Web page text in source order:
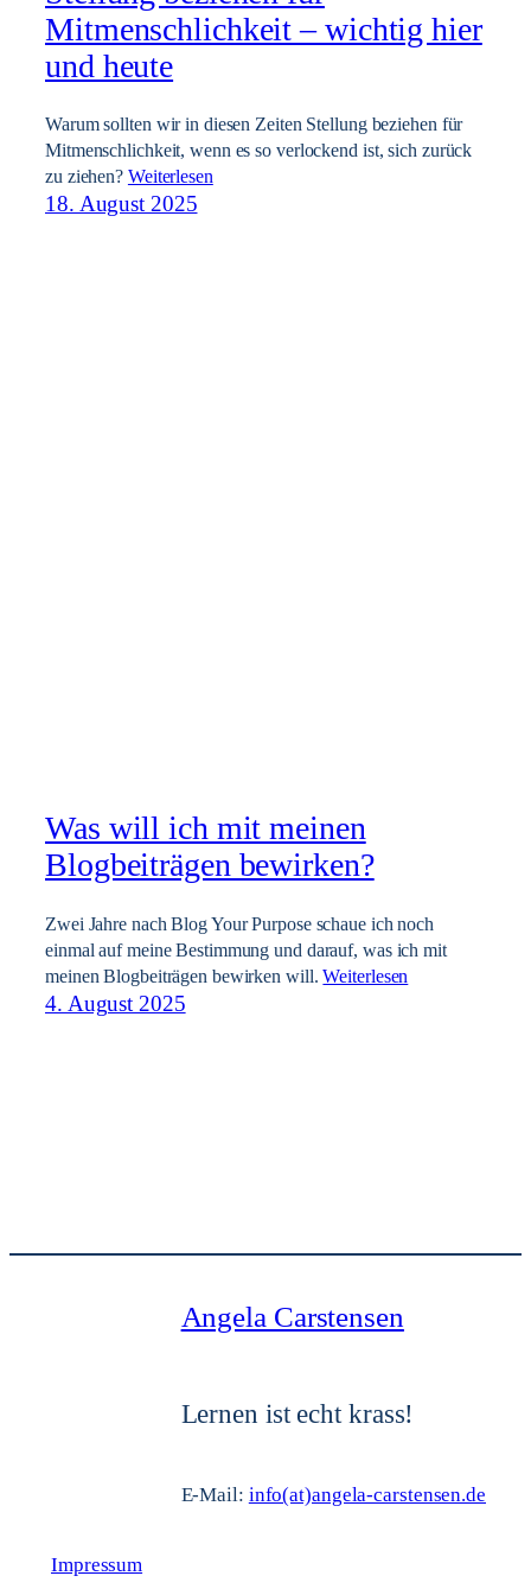
Mitmenschlichkeit – wichtig hier
und heute
Warum sollten wir in diesen Zeiten Stellung beziehen für
Mitmenschlichkeit, wenn es so verlockend ist, sich zurück
zu ziehen? Weiterlesen
18. August 2025
Was will ich mit meinen
Blogbeiträgen bewirken?
Zwei Jahre nach Blog Your Purpose schaue ich noch
einmal auf meine Bestimmung und darauf, was ich mit
meinen Blogbeiträgen bewirken will.Weiterlesen
4. August 2025
Angela Carstensen
Lernen ist echt krass!
E-Mail: info(at)angela-carstensen.de
Impressum